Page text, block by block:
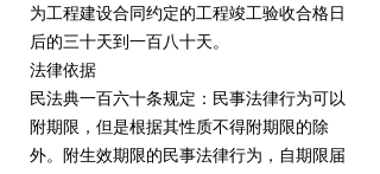
为工程建设合同约定的工程竣工验收合格日
后的三十天到一百八十天。
法律依据
民法典一百六十条规定：民事法律行为可以
附期限，但是根据其性质不得附期限的除
外。附生效期限的民事法律行为，自期限届